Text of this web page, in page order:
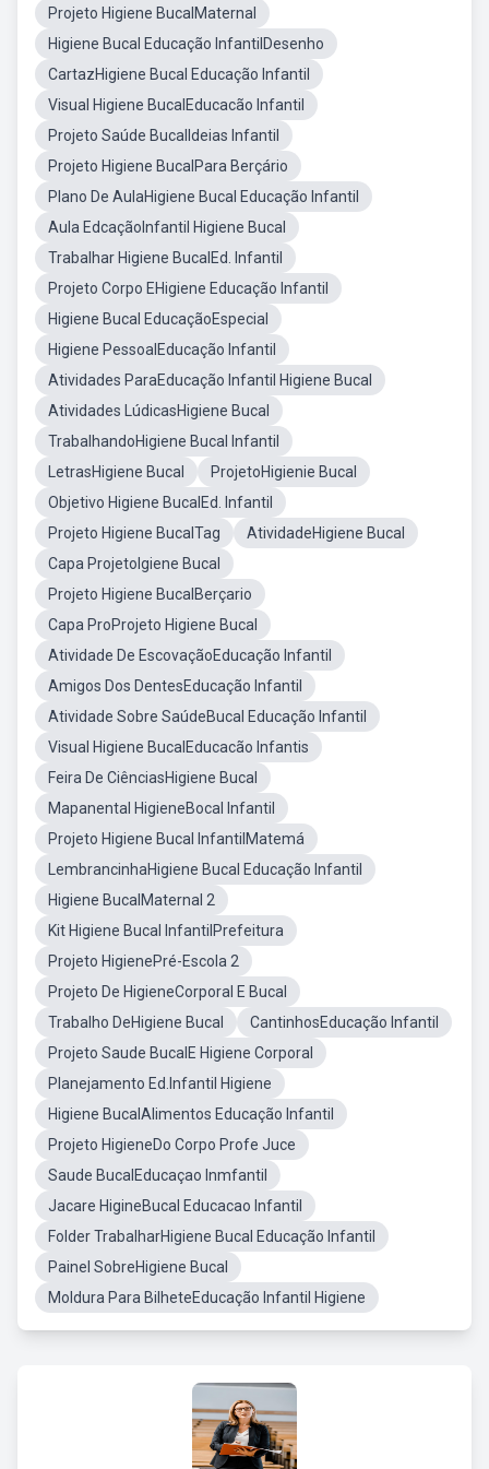
Projeto Higiene BucalMaternal
Higiene Bucal Educação InfantilDesenho
CartazHigiene Bucal Educação Infantil
Visual Higiene BucalEducacão Infantil
Projeto Saúde BucalIdeias Infantil
Projeto Higiene BucalPara Berçário
Plano De AulaHigiene Bucal Educação Infantil
Aula EdcaçãoInfantil Higiene Bucal
Trabalhar Higiene BucalEd. Infantil
Projeto Corpo EHigiene Educação Infantil
Higiene Bucal EducaçãoEspecial
Higiene PessoalEducação Infantil
Atividades ParaEducação Infantil Higiene Bucal
Atividades LúdicasHigiene Bucal
TrabalhandoHigiene Bucal Infantil
LetrasHigiene Bucal
ProjetoHigienie Bucal
Objetivo Higiene BucalEd. Infantil
Projeto Higiene BucalTag
AtividadeHigiene Bucal
Capa ProjetoIgiene Bucal
Projeto Higiene BucalBerçario
Capa ProProjeto Higiene Bucal
Atividade De EscovaçãoEducação Infantil
Amigos Dos DentesEducação Infantil
Atividade Sobre SaúdeBucal Educação Infantil
Visual Higiene BucalEducacão Infantis
Feira De CiênciasHigiene Bucal
Mapanental HigieneBocal Infantil
Projeto Higiene Bucal InfantilMatemá
LembrancinhaHigiene Bucal Educação Infantil
Higiene BucalMaternal 2
Kit Higiene Bucal InfantilPrefeitura
Projeto HigienePré-Escola 2
Projeto De HigieneCorporal E Bucal
Trabalho DeHigiene Bucal
CantinhosEducação Infantil
Projeto Saude BucalE Higiene Corporal
Planejamento Ed.Infantil Higiene
Higiene BucalAlimentos Educação Infantil
Projeto HigieneDo Corpo Profe Juce
Saude BucalEducaçao Inmfantil
Jacare HigineBucal Educacao Infantil
Folder TrabalharHigiene Bucal Educação Infantil
Painel SobreHigiene Bucal
Moldura Para BilheteEducação Infantil Higiene